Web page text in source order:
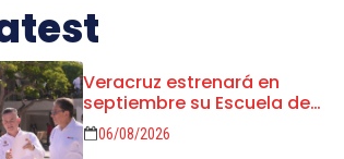
Veracruz estrenará en
septiembre su Escuela de
Servicios Turísticos: Rocío
Nahle
06/08/2026